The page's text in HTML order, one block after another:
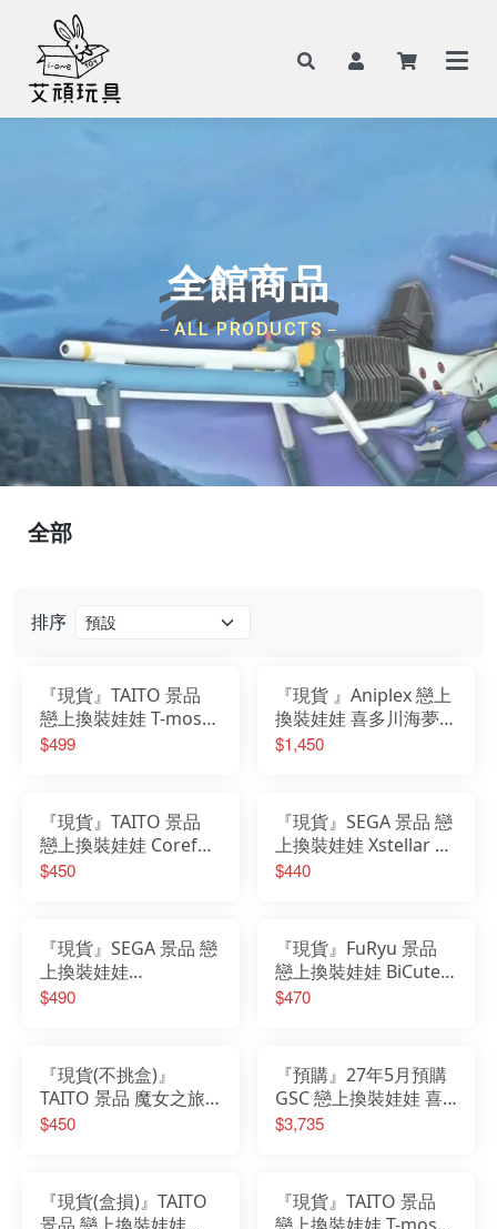
全館商品
－ALL PRODUCTS－
排序
『現貨』TAITO 景品
戀上換裝娃娃 T-most
公仔 喜多川海夢 萬聖
$499
『現貨 』Aniplex 戀上
換裝娃娃 喜多川海夢
萬聖節兔女郎 Ver. 無比
$1,450
『現貨』TAITO 景品
戀上換裝娃娃 Coreful
公仔 喜多川海夢 維羅
$450
『現貨』SEGA 景品 戀
上換裝娃娃 Xstellar 公
仔 喜多川海夢 泳裝
$440
『現貨』SEGA 景品 戀
上換裝娃娃
Yumemirize 公仔 喜多
$490
『現貨』FuRyu 景品
戀上換裝娃娃 BiCute
Dark 喜多川海夢 黑江
$470
『現貨(不挑盒)』
TAITO 景品 魔女之旅
Coreful 公仔 伊蕾娜 洋
$450
『預購』27年5月預購
GSC 戀上換裝娃娃 喜
多川海夢 萬聖節Ver
$3,735
『現貨(盒損)』TAITO
景品 戀上換裝娃娃
『現貨』TAITO 景品
戀上換裝娃娃 T-most
全部